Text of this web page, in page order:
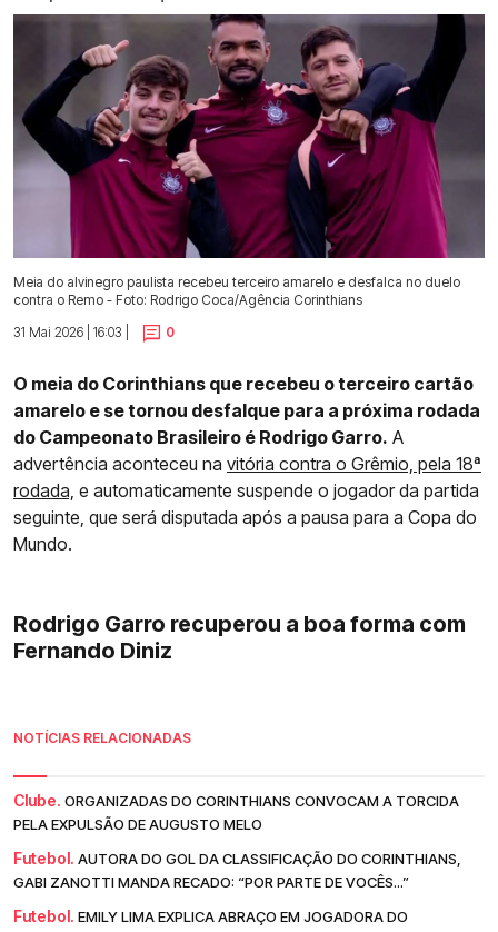
Meia do alvinegro paulista recebeu terceiro amarelo e desfalca no duelo
contra o Remo - Foto: Rodrigo Coca/Agência Corinthians
31 Mai 2026 | 16:03 |
0
O meia do Corinthians que recebeu o terceiro cartão
amarelo e se tornou desfalque para a próxima rodada
do Campeonato Brasileiro é Rodrigo Garro. A
advertência aconteceu na vitória contra o Grêmio, pela 18ª
rodada, e automaticamente suspende o jogador da partida
seguinte, que será disputada após a pausa para a Copa do
Mundo.
Rodrigo Garro recuperou a boa forma com
Fernando Diniz
NOTÍCIAS RELACIONADAS
Clube. ORGANIZADAS DO CORINTHIANS CONVOCAM A TORCIDA
PELA EXPULSÃO DE AUGUSTO MELO
Futebol. AUTORA DO GOL DA CLASSIFICAÇÃO DO CORINTHIANS,
GABI ZANOTTI MANDA RECADO: “POR PARTE DE VOCÊS...”
Futebol. EMILY LIMA EXPLICA ABRAÇO EM JOGADORA DO